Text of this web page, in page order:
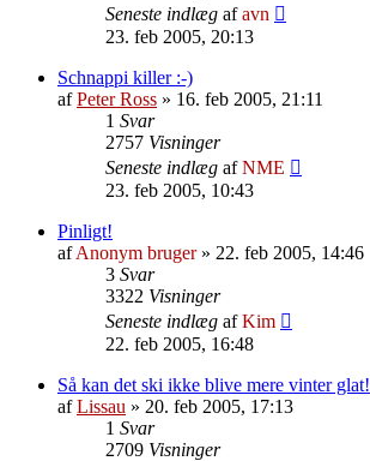
Seneste indlæg afavn
23. feb 2005, 20:13
Schnappi killer :-)
afPeter Ross » 16. feb 2005, 21:11
1 Svar
2757 Visninger
Seneste indlæg afNME
23. feb 2005, 10:43
Pinligt!
afAnonym bruger» 22. feb 2005, 14:46
3 Svar
3322 Visninger
Seneste indlæg afKim
22. feb 2005, 16:48
Så kan det ski ikke blive mere vinter glat!
afLissau » 20. feb 2005, 17:13
1 Svar
2709 Visninger